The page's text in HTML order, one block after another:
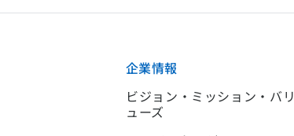
企業情報
ビジョン・ミッション・バリ
ューズ